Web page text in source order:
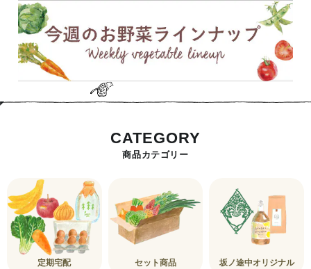
CATEGORY
商品カテゴリー
定期宅配 セット商品 坂ノ途中オリジナル